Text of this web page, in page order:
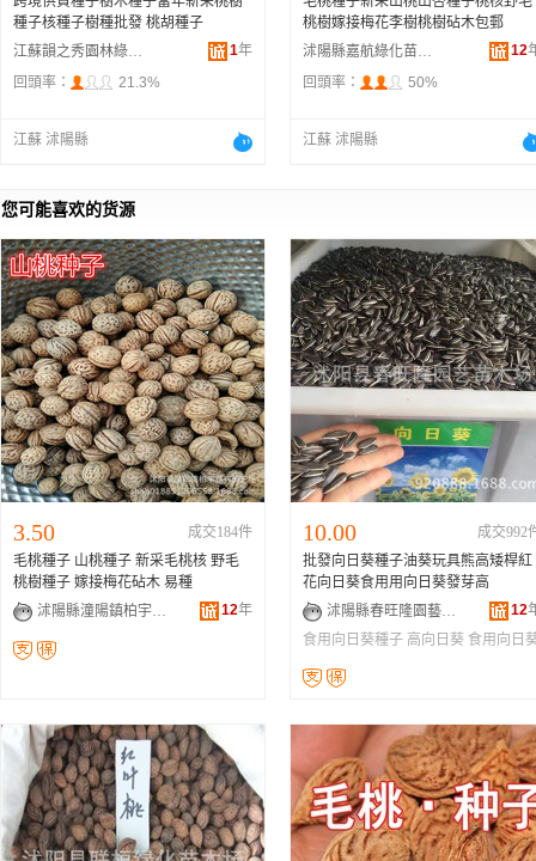
種子核種子樹種批發 桃胡種子
江蘇韻之秀園林綠化有限公司
1年
回頭率：
21.3%
江蘇 沭陽縣
桃樹嫁接梅花李樹桃樹砧木包郵
沭陽縣嘉航綠化苗木場
12
回頭率：
50%
江蘇 沭陽縣
您可能喜欢的货源
3.50
成交184件
毛桃種子 山桃種子 新采毛桃核 野毛
桃樹種子 嫁接梅花砧木 易種
沭陽縣潼陽鎮柏宇花卉園藝場
12年
10.00
成交992
批發向日葵種子油葵玩具熊高矮桿紅
花向日葵食用用向日葵發芽高
沭陽縣春旺隆園藝苗木場
12
食用向日葵種子 高向日葵 食用向日